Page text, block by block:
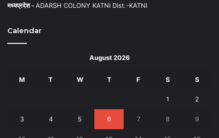
मध्यप्रदेश -ADARSH COLONY KATNI Dist.-KATNI
Calendar
August 2026
M T W T F S S
1 2
3 4 5 6 7 8 9